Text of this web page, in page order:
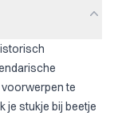
te
je stukje bij beetje